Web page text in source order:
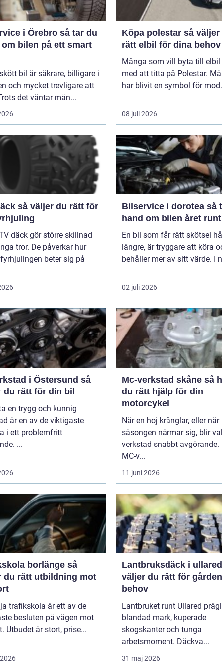
i Örebro så tar du
om bilen på ett smart
bil är säkrare, billigare i
och mycket trevligare att
det väntar mån...
Köpa polestar så väljer du
rätt elbil för dina behov
Många som vill byta till elbil
med att titta på Polestar.
har blivit en symbol för
08 juli 2026
du rätt för
däck gör större skillnad
tror. De påverkar hur
beter sig på
Bilservice i dorotea så tar du
hand om bilen året runt
En bil som får rätt skötsel
längre, är tryggare att köra
behåller mer av sitt värde. I
02 juli 2026
i Östersund så
du rätt för din bil
en trygg och kunnig
är en av de viktigaste
i ett problemfritt
...
Mc-verkstad skåne så hittar
du rätt hjälp för din
motorcykel
När en hoj krånglar, eller när
säsongen närmar sig, blir
verkstad snabbt avgörande.
MC-v...
11 juni 2026
borlänge så
du rätt utbildning mot
trafikskola är ett av de
besluten på vägen mot
Utbudet är stort, prise...
Lantbruksdäck i ullared
väljer du rätt för
behov
Lantbruket runt Ullared
blandad mark, kuperade
skogskanter och tunga
arbetsmoment. Däckva...
31 maj 2026